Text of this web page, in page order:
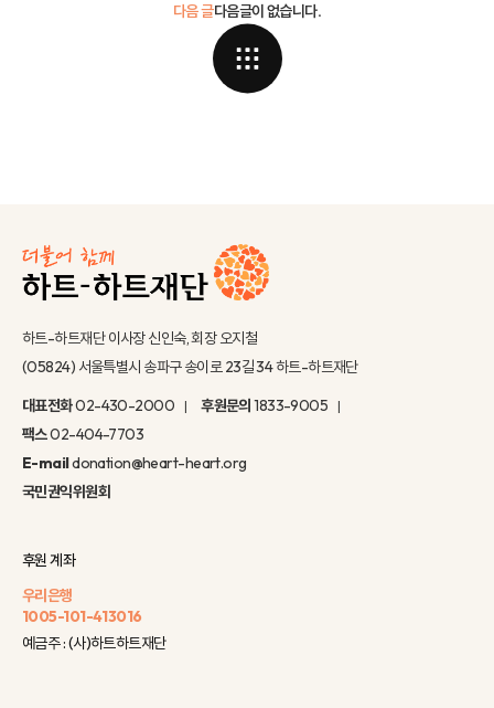
다음글이 없습니다.
다음 글
하트-하트재단 이사장 신인숙, 회장 오지철
(05824) 서울특별시 송파구 송이로 23길 34 하트-하트재단
대표전화02-430-2000 후원문의1833-9005
팩스02-404-7703
E-maildonation@heart-heart.org
국민권익위원회
후원 계좌
우리은행
1005-101-413016
예금주 : (사)하트하트재단